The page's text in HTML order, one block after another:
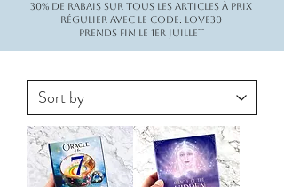
30% de rabais sur tous les articles à prix
régulier avec le code: love30
Prends fin le 1er juillet